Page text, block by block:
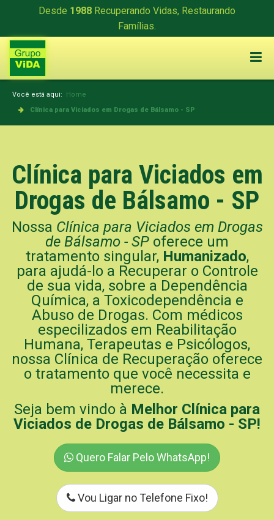
Desde 1988 Recuperando Vidas, Restaurando
Famílias.
Você está aqui: Home
Clínica para Viciados em Drogas de Bálsamo - SP
Clínica para Viciados em
Drogas de Bálsamo - SP
Nossa Clínica para Viciados em Drogas
de Bálsamo - SP oferece um
tratamento singular, Humanizado,
para ajudá-lo a Recuperar o Controle
de sua vida, sobre a Dependência
Química, a Toxicodependência e
Abuso de Drogas. Com médicos
especilizados em Reabilitação
Humana, Terapeutas e Psicólogos,
nossa Clínica de Recuperação oferece
o tratamento que você necessita e
merece.
Seja bem vindo à Melhor Clínica para
Viciados de Drogas de Bálsamo - SP!
Quero Falar Pelo WhatsApp!
Vou Ligar no Telefone Fixo!